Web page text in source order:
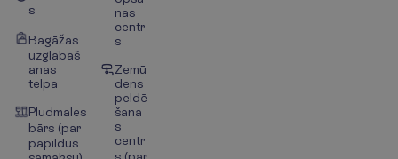
s
Bagāžas
uzglabāš
anas
telpa
Pludmales
bārs (par
papildus
nas
centr
s
Zemū
dens
peldē
šana
s
centr